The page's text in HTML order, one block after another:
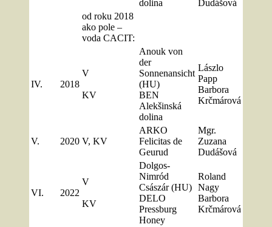
dolina
Dudášová
od roku 2018
ako pole –
voda CACIT:
IV. 2018
V
KV
Anouk von
der
Sonnenansicht
(HU)
BEN
Alekšinská
dolina
Lászlo
Papp
Barbora
Krčmárová
V. 2020 V, KV
ARKO
Felicitas de
Geurud
Mgr.
Zuzana
Dudášová
VI. 2022
V
KV
Dolgos-
Nimród
Császár (HU)
DELO
Pressburg
Honey
Roland
Nagy
Barbora
Krčmárová